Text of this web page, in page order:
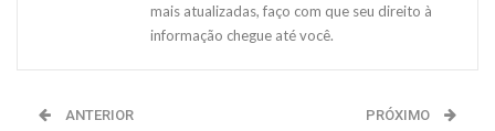
mais atualizadas, faço com que seu direito à
informação chegue até você.
ANTERIOR PRÓXIMO